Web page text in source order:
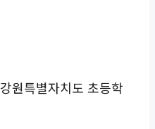
원특별자치도 초등학